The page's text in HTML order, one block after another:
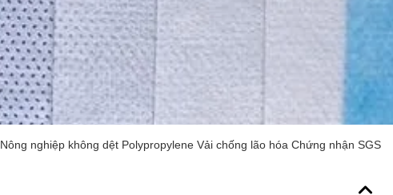
Nông nghiệp không dệt Polypropylene Vải chống lão hóa Chứng nhận SGS